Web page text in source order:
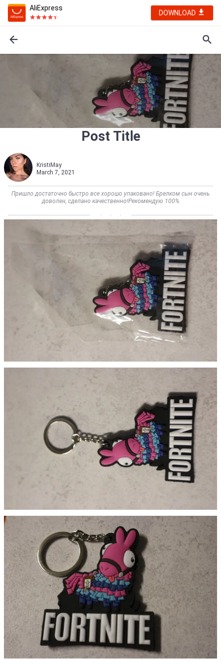
AliExpress
DOWNLOAD
Post Title
KristiMay
March 7, 2021
Пришло достаточно быстро все хорошо упаковано! Брелком сын очень
доволен, сделано качественно!Рекомендую 100%